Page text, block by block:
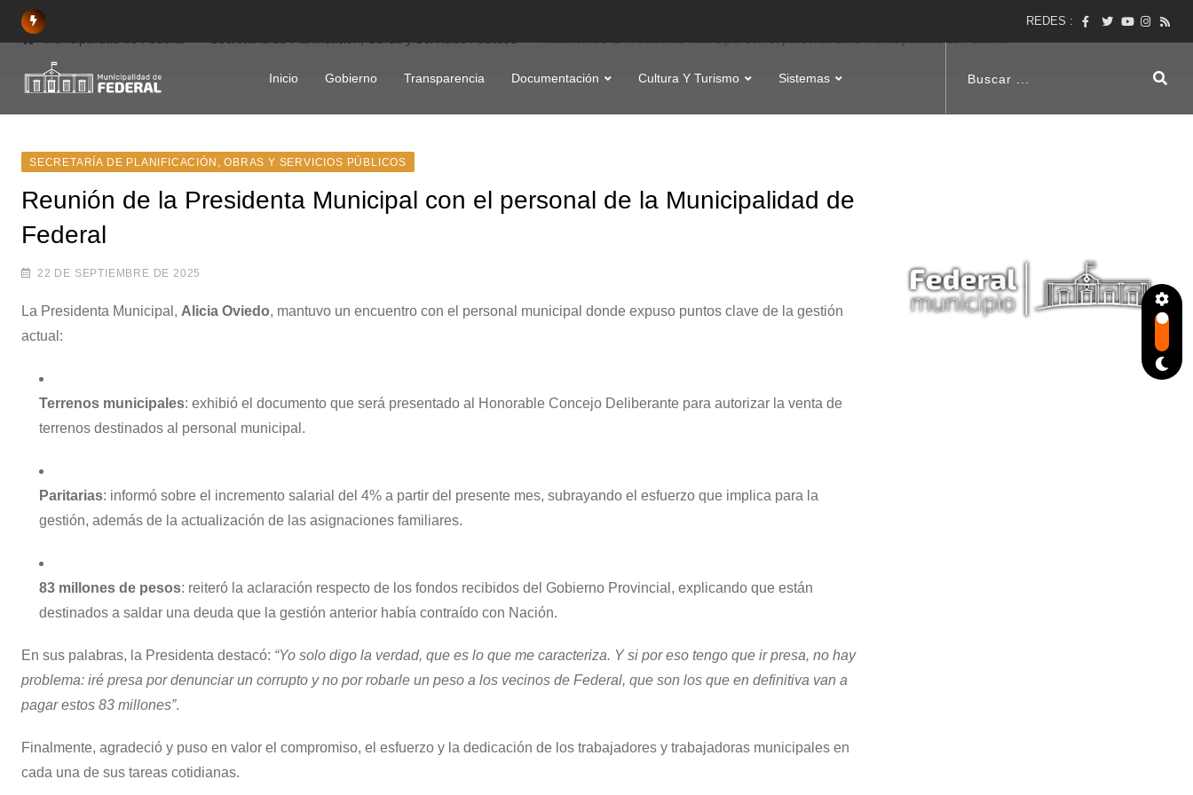
Skip
REDES :
Inicio Gobierno Transparencia Documentación Cultura Y Turismo Sistemas
SECRETARÍA DE PLANIFICACIÓN, OBRAS Y SERVICIOS PÚBLICOS
Reunión de la Presidenta Municipal con el personal de la Municipalidad de
Federal
22 DE SEPTIEMBRE DE 2025
La Presidenta Municipal, Alicia Oviedo, mantuvo un encuentro con el personal municipal donde expuso puntos clave de la gestión
actual:
Terrenos municipales: exhibió el documento que será presentado al Honorable Concejo Deliberante para autorizar la venta de
terrenos destinados al personal municipal.
Paritarias: informó sobre el incremento salarial del 4% a partir del presente mes, subrayando el esfuerzo que implica para la
gestión, además de la actualización de las asignaciones familiares.
83 millones de pesos: reiteró la aclaración respecto de los fondos recibidos del Gobierno Provincial, explicando que están
destinados a saldar una deuda que la gestión anterior había contraído con Nación.
En sus palabras, la Presidenta destacó: “Yo solo digo la verdad, que es lo que me caracteriza. Y si por eso tengo que ir presa, no hay
problema: iré presa por denunciar un corrupto y no por robarle un peso a los vecinos de Federal, que son los que en definitiva van a
pagar estos 83 millones”.
Finalmente, agradeció y puso en valor el compromiso, el esfuerzo y la dedicación de los trabajadores y trabajadoras municipales en
cada una de sus tareas cotidianas.